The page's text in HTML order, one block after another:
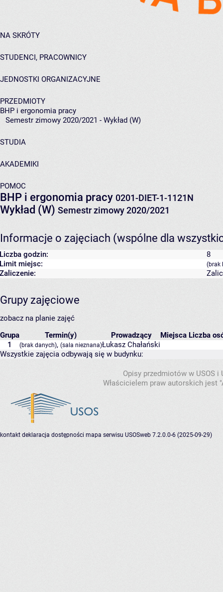
NA SKRÓTY
STUDENCI, PRACOWNICY
JEDNOSTKI ORGANIZACYJNE
PRZEDMIOTY
BHP i ergonomia pracy
Semestr zimowy 2020/2021 - Wykład (W)
STUDIA
AKADEMIKI
POMOC
BHP i ergonomia pracy 0201-DIET-1-1121N
Wykład (W) Semestr zimowy 2020/2021
Informacje o zajęciach (wspólne dla
Liczba godzin:
8
Limit miejsc:
(brak
Zaliczenie:
Grupy zajęciowe
zobacz na planie zajęć
Grupa
Termin(y) Prowadzący Miejsca Liczba
1
(brak danych), (sala nieznana)Łukasz Chałański
Wszystkie zajęcia odbywają się w budynku:
Opisy przedmiotów w USOS
Właścicielem praw autorskich jest
kontakt deklaracja dostępności mapa serwisu USOSweb 7.2.0.0-6 (2025-09-29)